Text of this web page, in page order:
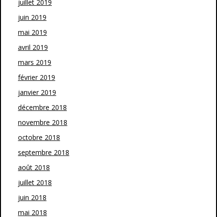
juillet 2019
juin 2019
mai 2019
avril 2019
mars 2019
février 2019
janvier 2019
décembre 2018
novembre 2018
octobre 2018
septembre 2018
août 2018
juillet 2018
juin 2018
mai 2018